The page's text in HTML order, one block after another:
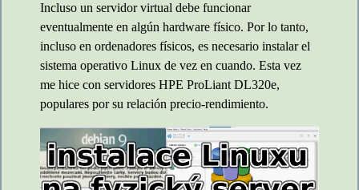
Incluso un servidor virtual debe funcionar
eventualmente en algún hardware físico. Por lo tanto,
incluso en ordenadores físicos, es necesario instalar el
sistema operativo Linux de vez en cuando. Esta vez
me hice con servidores HPE ProLiant DL320e,
populares por su relación precio-rendimiento.